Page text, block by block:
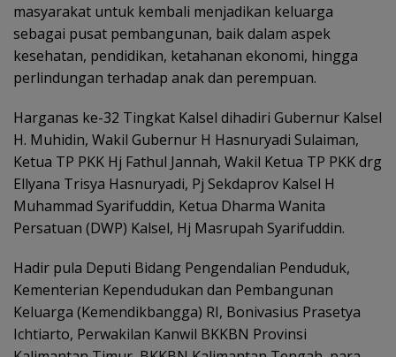
masyarakat untuk kembali menjadikan keluarga
sebagai pusat pembangunan, baik dalam aspek
kesehatan, pendidikan, ketahanan ekonomi, hingga
perlindungan terhadap anak dan perempuan.
Harganas ke-32 Tingkat Kalsel dihadiri Gubernur Kalsel
H. Muhidin, Wakil Gubernur H Hasnuryadi Sulaiman,
Ketua TP PKK Hj Fathul Jannah, Wakil Ketua TP PKK drg
Ellyana Trisya Hasnuryadi, Pj Sekdaprov Kalsel H
Muhammad Syarifuddin, Ketua Dharma Wanita
Persatuan (DWP) Kalsel, Hj Masrupah Syarifuddin.
Hadir pula Deputi Bidang Pengendalian Penduduk,
Kementerian Kependudukan dan Pembangunan
Keluarga (Kemendikbangga) RI, Bonivasius Prasetya
Ichtiarto, Perwakilan Kanwil BKKBN Provinsi